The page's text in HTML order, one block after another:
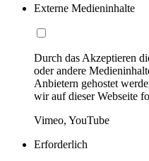
Externe Medieninhalte
Durch das Akzeptieren
oder andere
Anbietern gehostet
wir auf dieser Webseite
Vimeo, YouTube
Erforderlich